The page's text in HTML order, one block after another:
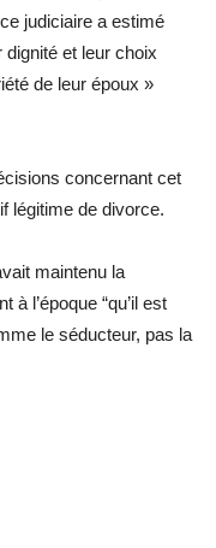
judiciaire a estimé
et leur choix
de leur époux »
concernant cet
légitime de divorce.
maintenu la
à l’époque “qu’il est
le séducteur, pas la